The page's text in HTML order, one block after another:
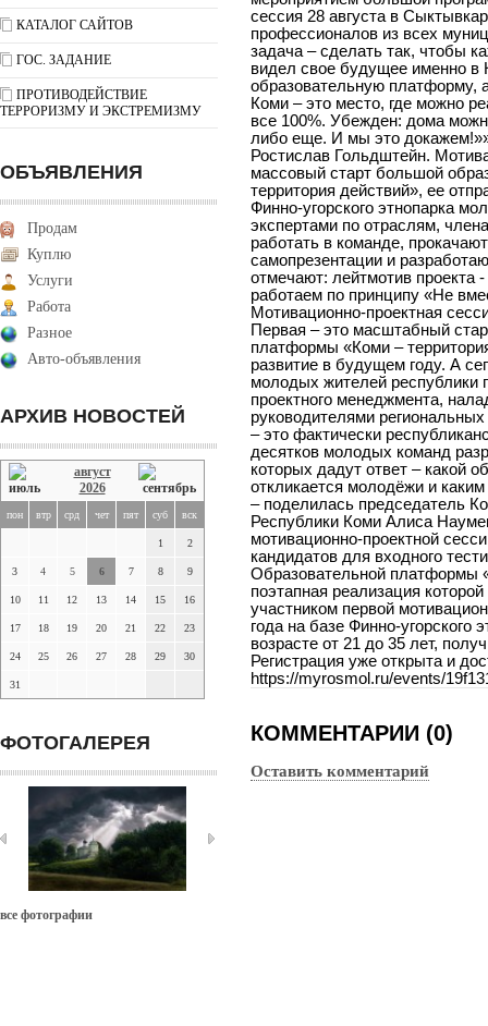
КАТАЛОГ САЙТОВ
ГОС. ЗАДАНИЕ
ПРОТИВОДЕЙСТВИЕ
ТЕРРОРИЗМУ И ЭКСТРЕМИЗМУ
ОБЪЯВЛЕНИЯ
Продам
Куплю
Услуги
Работа
Разное
Авто-объявления
АРХИВ НОВОСТЕЙ
август
2026
пон втр срд чет пят суб вск
1 2
3 4 5 6 7 8 9
10 11 12 13 14 15 16
17 18 19 20 21 22 23
24 25 26 27 28 29 30
31
ФОТОГАЛЕРЕЯ
все фотографии
сессия 28 августа в
профессионалов из всех
задача – сделать так, чтобы
видел свое будущее именно
образовательную платформу,
Коми – это место, где можно
все 100%. Убежден: дома
либо еще. И мы это
Ростислав Гольдштейн.
массовый старт большой
территория действий», ее
Финно-угорского этнопарка
экспертами по отраслям,
работать в команде,
самопрезентации и
отмечают: лейтмотив
работаем по принципу «Не
Мотивационно-проектная
Первая – это масштабный
платформы «Коми –
развитие в будущем году. А
молодых жителей республики
проектного менеджмента,
руководителями
– это фактически
десятков молодых команд
которых дадут ответ – какой
откликается молодёжи и
– поделилась председатель
Республики Коми Алиса
мотивационно-проектной
кандидатов для входного
Образовательной платформы
поэтапная реализация
участником первой
года на базе Финно-угорского
возрасте от 21 до 35 лет,
Регистрация уже открыта и
https://myrosmol.ru/events/
КОММЕНТАРИИ (0)
Оставить комментарий